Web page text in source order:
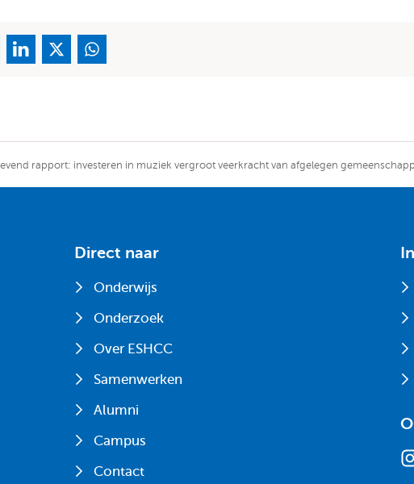
rapport: investeren in muziek vergroot veerkracht van afgelegen
Direct naar
Onderwijs
Onderzoek
Over ESHCC
Samenwerken
Alumni
Campus
Contact